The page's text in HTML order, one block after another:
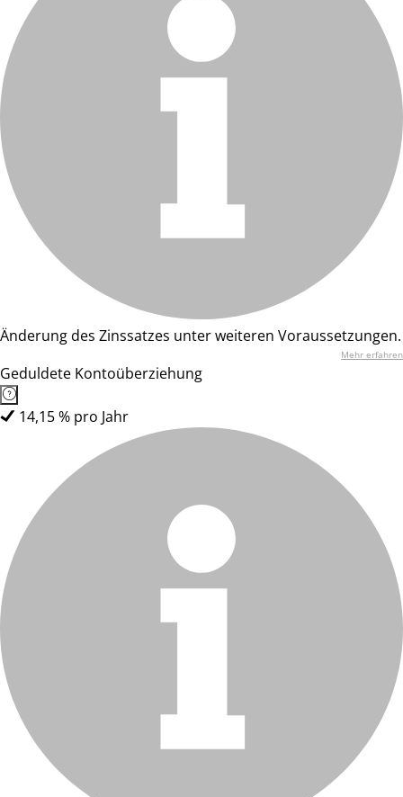
Änderung des Zinssatzes unter weiteren Voraussetzungen.
Mehr erfahren
Geduldete Kontoüberziehung
14,15 % pro Jahr